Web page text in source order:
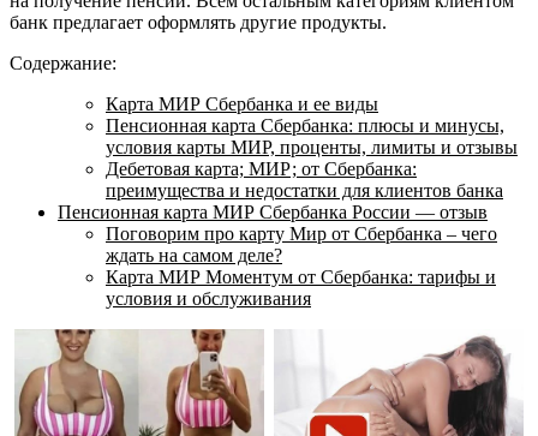
банк предлагает оформлять другие продукты.
Содержание:
Карта МИР Сбербанка и ее виды
Пенсионная карта Сбербанка: плюсы и минусы,
условия карты МИР, проценты, лимиты и отзывы
Дебетовая карта; МИР; от Сбербанка:
преимущества и недостатки для клиентов банка
Пенсионная карта МИР Сбербанка России — отзыв
Поговорим про карту Мир от Сбербанка – чего
ждать на самом деле?
Карта МИР Моментум от Сбербанка: тарифы и
условия и обслуживания